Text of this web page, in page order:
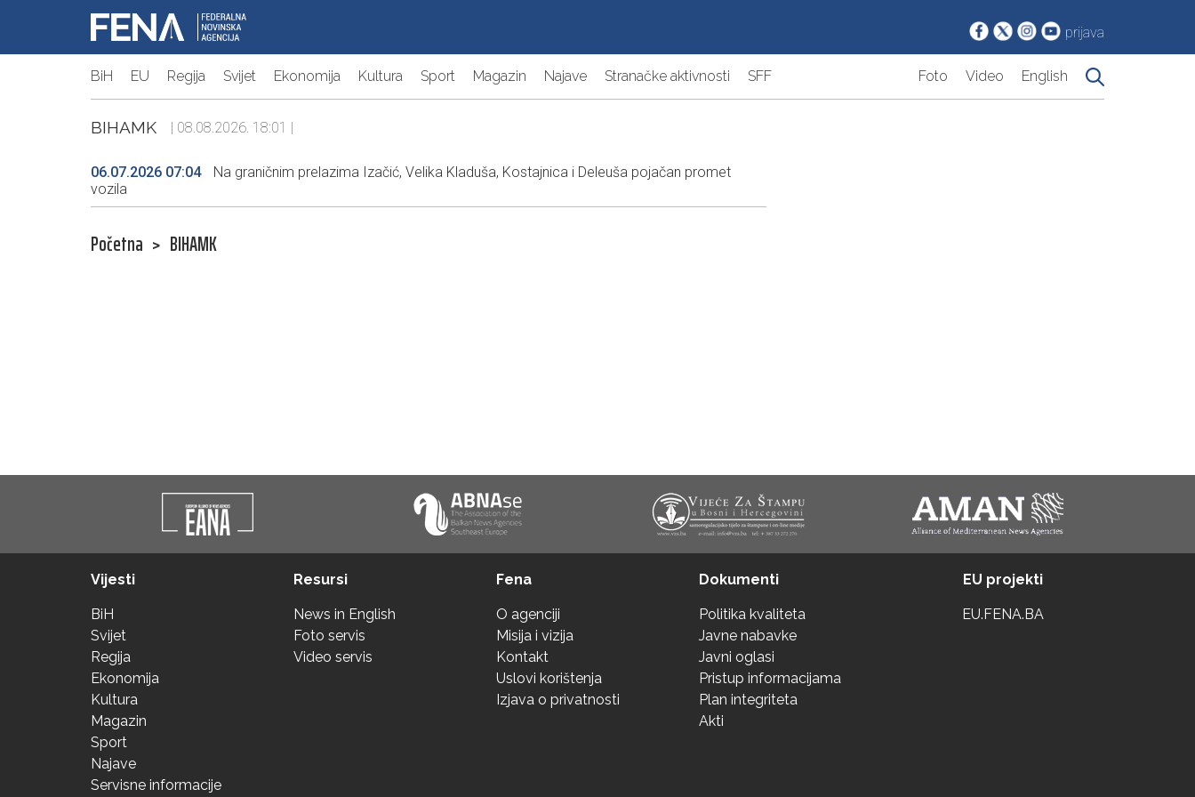
prijava
BiH EU Regija Svijet Ekonomija Kultura Sport Magazin Najave Stranačke aktivnosti SFF Foto Video English
BIHAMK | 08.08.2026. 18:01 |
06.07.2026 07:04
Na graničnim prelazima Izačić, Velika Kladuša, Kostajnica i Deleuša pojačan promet
vozila
Početna > BIHAMK
Vijesti
BiH
Svijet
Regija
Ekonomija
Kultura
Magazin
Sport
Najave
Servisne informacije
Resursi
News in English
Foto servis
Video servis
Fena
O agenciji
Misija i vizija
Kontakt
Uslovi korištenja
Izjava o privatnosti
Dokumenti
Politika kvaliteta
Javne nabavke
Javni oglasi
Pristup informacijama
Plan integriteta
Akti
EU projekti
EU.FENA.BA